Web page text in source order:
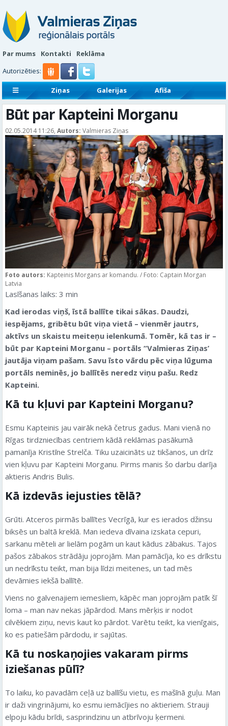
Par mums Kontakti
Reklāma
Autorizēties:
Ziņas Galerijas
Afiša
Sludinājumi
Reklāmraksti
Būt par Kapteini Morganu
02.05.2014 11:26, Autors: Valmieras Ziņas
Foto autors: Kapteinis Morgans ar komandu. / Foto: Captain Morgan
Latvia
Lasīšanas laiks: 3 min
Kad ierodas viņš, īstā ballīte tikai sākas. Daudzi,
iespējams, gribētu būt viņa vietā – vienmēr jautrs,
aktīvs un skaistu meiteņu ielenkumā. Tomēr, kā tas ir –
būt par Kapteini Morganu – portāls “Valmieras Ziņas’
jautāja viņam pašam. Savu īsto vārdu pēc viņa lūguma
portāls neminēs, jo ballītēs neredz viņu pašu. Redz
Kapteini.
Kā tu kļuvi par Kapteini Morganu?
Esmu Kapteinis jau vairāk nekā četrus gadus. Mani vienā no
Rīgas tirdzniecības centriem kādā reklāmas pasākumā
pamanīja Kristīne Strelča. Tiku uzaicināts uz tikšanos, un drīz
vien kļuvu par Kapteini Morganu. Pirms manis šo darbu darīja
aktieris Andris Bulis.
Kā izdevās iejusties tēlā?
Grūti. Atceros pirmās ballītes Vecrīgā, kur es ierados džinsu
biksēs un baltā kreklā. Man iedeva dīvaina izskata cepuri,
sarkanu mēteli ar lielām pogām un kaut kādus zābakus. Tajos
pašos zābakos strādāju joprojām. Man pamācīja, ko es drīkstu
un nedrīkstu teikt, man bija līdzi meitenes, un tad mēs
devāmies iekšā ballītē.
Viens no galvenajiem iemesliem, kāpēc man joprojām patīk šī
loma – man nav nekas jāpārdod. Mans mērķis ir nodot
cilvēkiem ziņu, nevis kaut ko pārdot. Varētu teikt, ka vienīgais,
ko es patiešām pārdodu, ir sajūtas.
Kā tu noskaņojies vakaram pirms
iziešanas pūlī?
To laiku, ko pavadām ceļā uz ballīšu vietu, es mašīnā guļu. Man
ir daži vingrinājumi, ko esmu iemācījies no aktieriem. Strauji
elpoju kādu brīdi, sasprindzinu un atbrīvoju ķermeni.